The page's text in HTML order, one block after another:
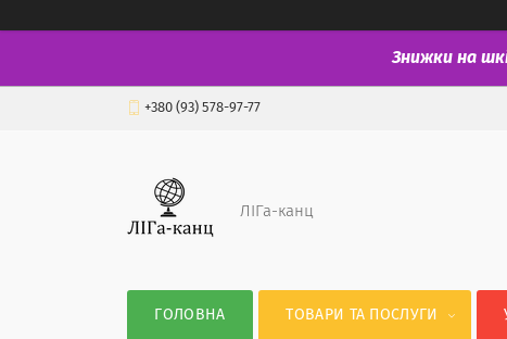
Знижки на
+380 (93) 578-97-77
ЛІГа-канц
ГОЛОВНА ТОВАРИ ТА ПОСЛУГИ